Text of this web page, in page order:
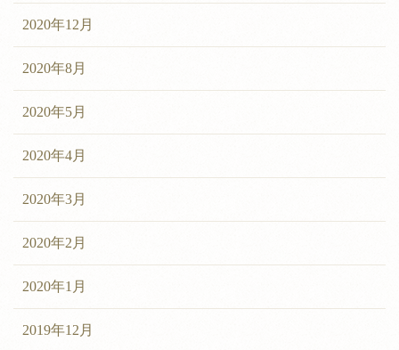
2020年12月
2020年8月
2020年5月
2020年4月
2020年3月
2020年2月
2020年1月
2019年12月